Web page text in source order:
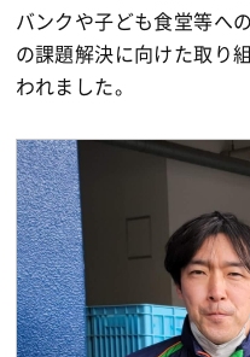
バンクや子ども食堂等へ
の課題解決に向けた取り
われました。